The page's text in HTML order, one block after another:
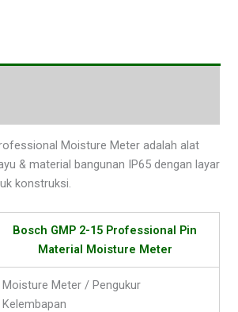
Moisture Meter adalah alat
& material bangunan IP65 dengan layar
konstruksi.
Bosch GMP 2-15 Professional Pin
Material Moisture Meter
Moisture Meter / Pengukur
Kelembapan